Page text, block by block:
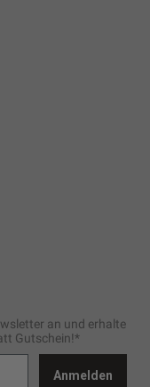
an und erhalte
Gutschein!*
Anmelden